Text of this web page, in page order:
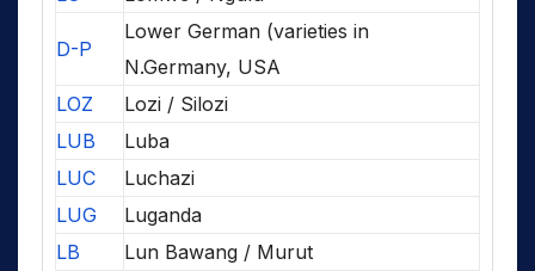
D-P
Lower German (varieties in
N.Germany, USA
LOZ
Lozi / Silozi
LUB
Luba
LUC
Luchazi
LUG
Luganda
LB
Lun Bawang / Murut